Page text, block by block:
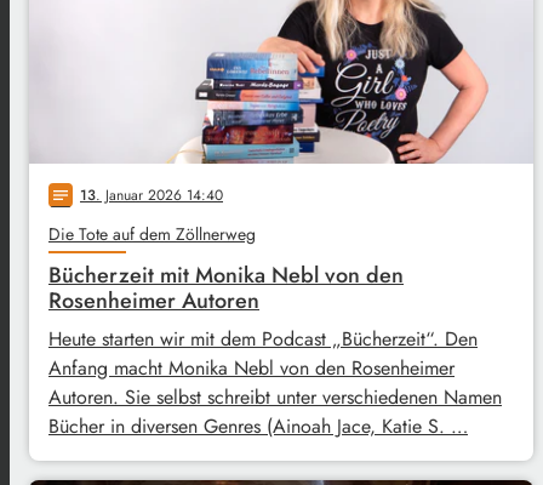
notes 13. Januar 2026 14:40
Die Tote auf dem Zöllnerweg
Bücherzeit mit Monika Nebl von den
Rosenheimer Autoren
Heute starten wir mit dem Podcast „Bücherzeit“. Den
Anfang macht Monika Nebl von den Rosenheimer
Autoren. Sie selbst schreibt unter verschiedenen Namen
Bücher in diversen Genres (Ainoah Jace, Katie S. …